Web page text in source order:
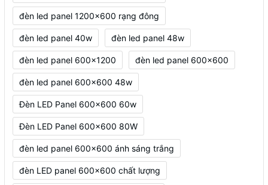
đèn led panel 1200x600 rạng đông
đèn led panel 40w đèn led panel 48w
đèn led panel 600x1200 đèn led panel 600x600
đèn led panel 600x600 48w
Đèn LED Panel 600x600 60w
Đèn LED Panel 600x600 80W
đèn led panel 600x600 ánh sáng trắng
đèn LED panel 600x600 chất lượng